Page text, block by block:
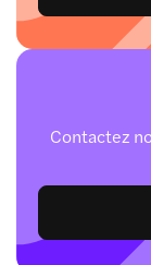
Contactez